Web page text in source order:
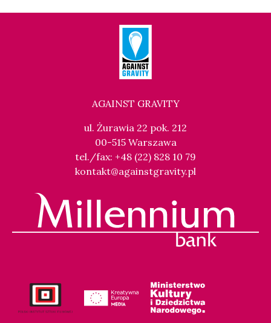
AGAINST GRAVITY
ul. Żurawia 22 pok. 212
00-515 Warszawa
tel./fax: +48 (22) 828 10 79
kontakt@againstgravity.pl